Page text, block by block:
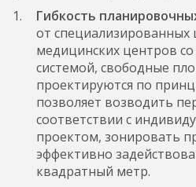
Гибкость
от специализированных
медицинских центров
системой, свободные
проектируются по
позволяет возводить
соответствии с
проектом, зонировать
эффективно
квадратный метр.